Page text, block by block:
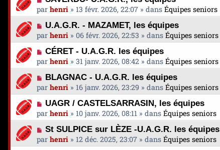
g
e
s
s
a
g
e
u
m
e
s
s
a
g
e
e
a
u
m
e
s
s
a
g
e
o
u
v
e
u
m
e
s
s
a
g
e
par henri » 13 févr. 2026, 22:07 » dans Équipes seniors
N
o
u
v
e
a
u
m
e
s
s
a
g
e
U.A.G.R. - MAZAMET, les équipes
par henri » 06 févr. 2026, 22:53 » dans Équipes seniors
N
o
u
v
e
a
u
m
e
s
s
CÉRET - U.A.G.R. les équipes
par henri » 31 janv. 2026, 08:42 » dans Équipes seniors
N
o
u
v
e
a
u
m
BLAGNAC - U.A.G.R. les équipes
par henri » 16 janv. 2026, 23:29 » dans Équipes seniors
N
o
u
v
e
UAGR / CASTELSARRASIN, les équipes
par henri » 10 janv. 2026, 08:11 » dans Équipes seniors
N
o
u
St SULPICE sur LÈZE -U.A.G.R. les équipes
par henri » 12 déc. 2025, 23:07 » dans Équipes seniors